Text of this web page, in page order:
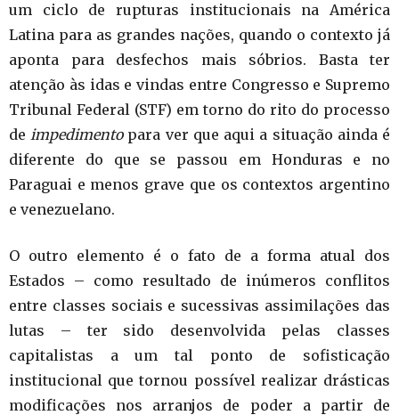
um ciclo de rupturas institucionais na América
Latina para as grandes nações, quando o contexto já
aponta para desfechos mais sóbrios. Basta ter
atenção às idas e vindas entre Congresso e Supremo
Tribunal Federal (STF) em torno do rito do processo
deimpedimentopara ver que aqui a situação ainda é
diferente do que se passou em Honduras e no
Paraguai e menos grave que os contextos argentino
e venezuelano.
O outro elemento é o fato de a forma atual dos
Estados – como resultado de inúmeros conflitos
entre classes sociais e sucessivas assimilações das
lutas – ter sido desenvolvida pelas classes
capitalistas a um tal ponto de sofisticação
institucional que tornou possível realizar drásticas
modificações nos arranjos de poder a partir de